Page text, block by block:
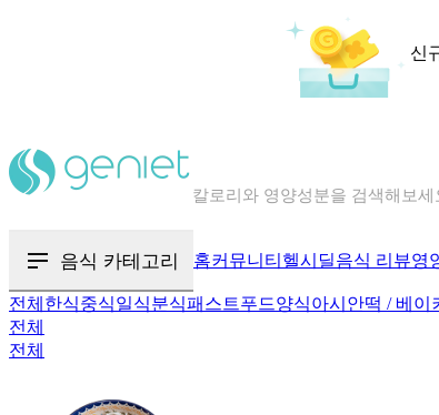
신
칼로리와 영양성분을 검색해보세
음식 카테고리 홈커뮤니티 헬시딜음식 리뷰영
전체 한식중식일식분식패스트푸드양식아시안떡 / 베이
전체
전체